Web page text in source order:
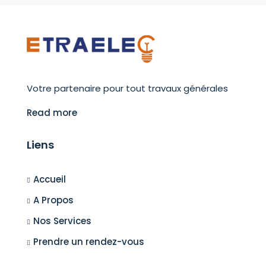
Votre partenaire pour tout travaux générales
Read more
Liens
Accueil
A Propos
Nos Services
Prendre un rendez-vous